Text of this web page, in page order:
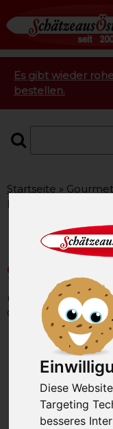
Diese
Targeting
besseres
Es gibt wieder
bestellen.
Startseite
Lammschulter
gewürzt
unsere Artikel-
Gewicht: 1000g